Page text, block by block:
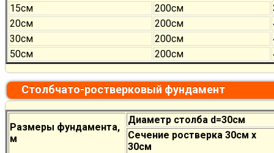
15см
200см
20см
200см
30см
200см
50см
200см
Столбчато-ростверковый фундамент
Размеры фундамента,
м
Диаметр столба d=30см
Сечение ростверка 30см х
30см